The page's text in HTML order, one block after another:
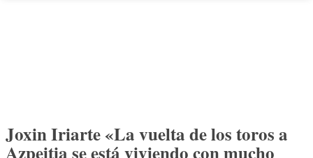
Joxin Iriarte «La vuelta de los toros a
Azpeitia se está viviendo con mucho